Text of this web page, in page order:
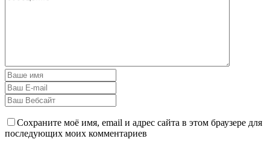
Сохраните моё имя, email и адрес сайта в этом браузере для
последующих моих комментариев